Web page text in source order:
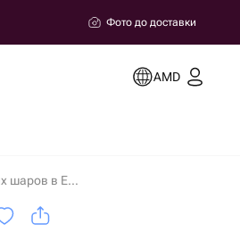
Фото до доставки
AMD
Связка из 5 фольгированных шаров в Ереване